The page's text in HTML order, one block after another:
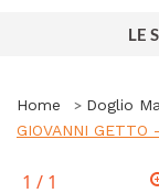
LE
Home
Doglio
GIOVANNI GETTO
1 / 1